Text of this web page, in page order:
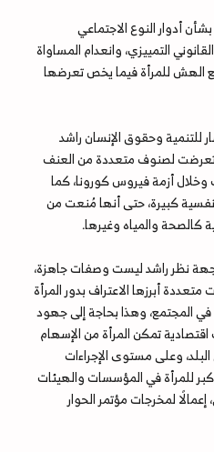
أدوار النوع الاجتماعي
التمييزي، وانعدام المساواة
الهش للمرأة فيما يخص تعرضها
للتنمية وحقوق الإنسان راشد
تعرضت لصنوف متعددة من العنف
وخلال أزمة فيروس كورونا، كما
كبيرة، حتى أنها مُنعت من
كالصحة والمياه وغيرها.
نظر راشد ليست وصفات جاهزة،
أبرزها الاعتراف بدور المرأة
المجتمع، وهذا بحاجة إلى جهود
اقتصادية تمكن المرأة من الإسهام
وعلى مستوى الإجراءات
للمرأة في المؤسسات والهيئات
لمخرجات مؤتمر الحوار